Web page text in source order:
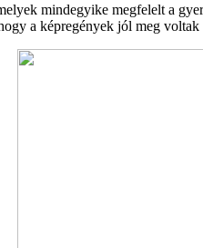
mindegyike megfelelt a
a képregények jól meg